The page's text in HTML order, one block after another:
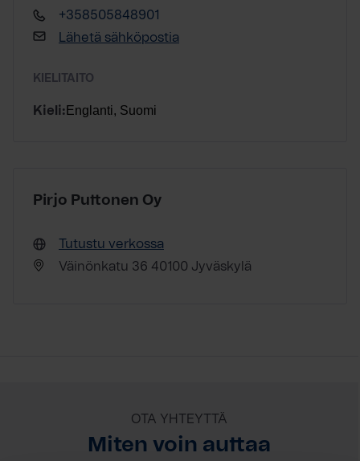
+358505848901
Lähetä sähköpostia
KIELITAITO
Kieli: Englanti, Suomi
Pirjo Puttonen Oy
Tutustu verkossa
Väinönkatu 36 40100 Jyväskylä
OTA YHTEYTTÄ
Miten voin auttaa